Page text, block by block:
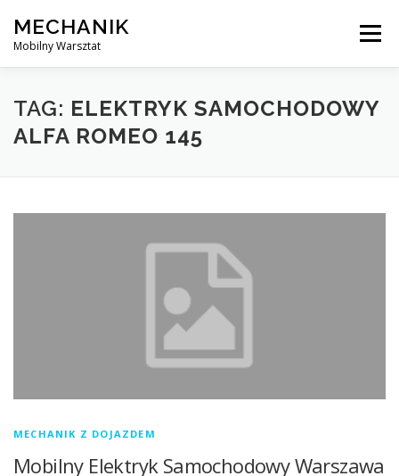
content
MECHANIK
Mobilny Warsztat
Menu
MOBILNY MECHANIK ELEKTRYK SAMOCHODOWY
TAG: ELEKTRYK SAMOCHODOWY
ALFA ROMEO 145
MECHANIK Z DOJAZDEM
Mobilny Elektryk Samochodowy Warszawa